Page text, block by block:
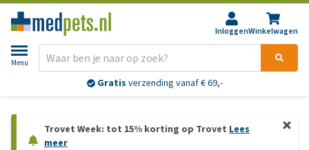
InloggenWinkelwagen
Menu
Gratis verzending vanaf € 69,-
Trovet Week: tot 15% korting op Trovet Lees
meer